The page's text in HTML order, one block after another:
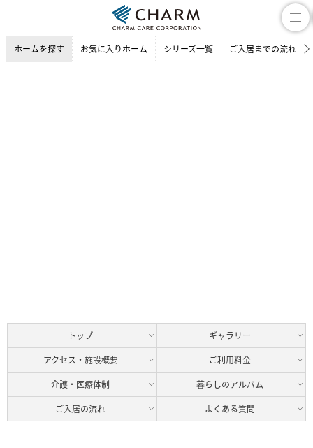
ホームを探す お気に入りホーム シリーズ一覧 ご入居までの流れ
トップ
ギャラリー
アクセス・施設概要
ご利用料金
介護・医療体制
暮らしのアルバム
ご入居の流れ
よくある質問